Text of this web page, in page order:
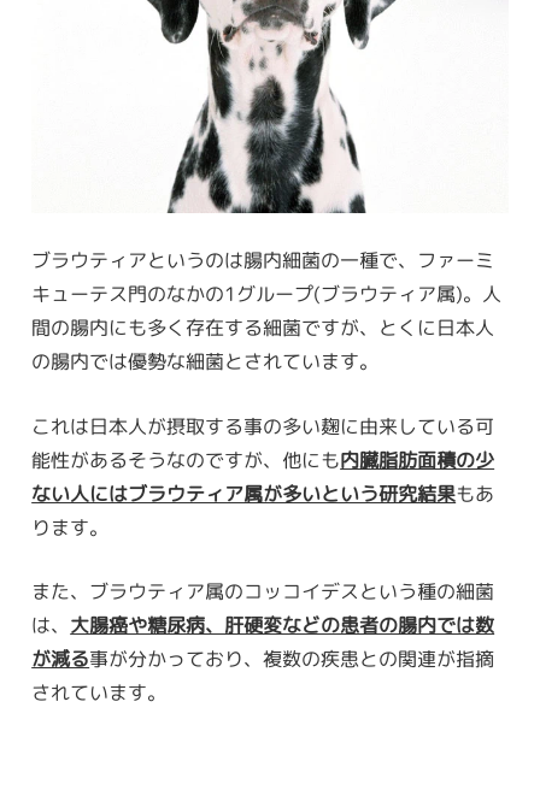
ブラウティアというのは腸内細菌の一種で、ファーミ
キューテス門のなかの1グループ(ブラウティア属)。人
間の腸内にも多く存在する細菌ですが、とくに日本人
の腸内では優勢な細菌とされています。
これは日本人が摂取する事の多い麹に由来している可
能性があるそうなのですが、他にも内臓脂肪面積の少
ない人にはブラウティア属が多いという研究結果もあ
ります。
また、ブラウティア属のコッコイデスという種の細菌
は、 大腸癌や糖尿病、肝硬変などの患者の腸内では数
が減る事が分かっており、複数の疾患との関連が指摘
されています。